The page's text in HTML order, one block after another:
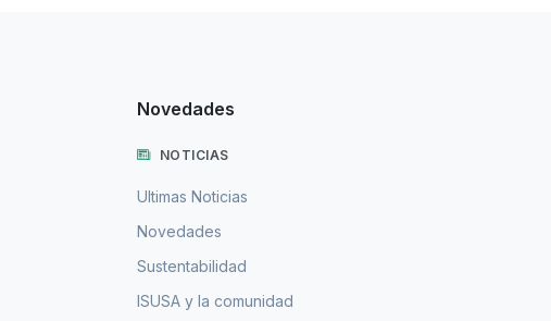
Novedades
NOTICIAS
Ultimas Noticias
Novedades
Sustentabilidad
ISUSA y la comunidad